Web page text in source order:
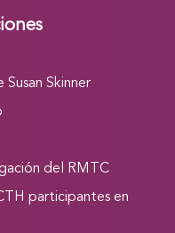
Skinner
del RMTC
participantes en